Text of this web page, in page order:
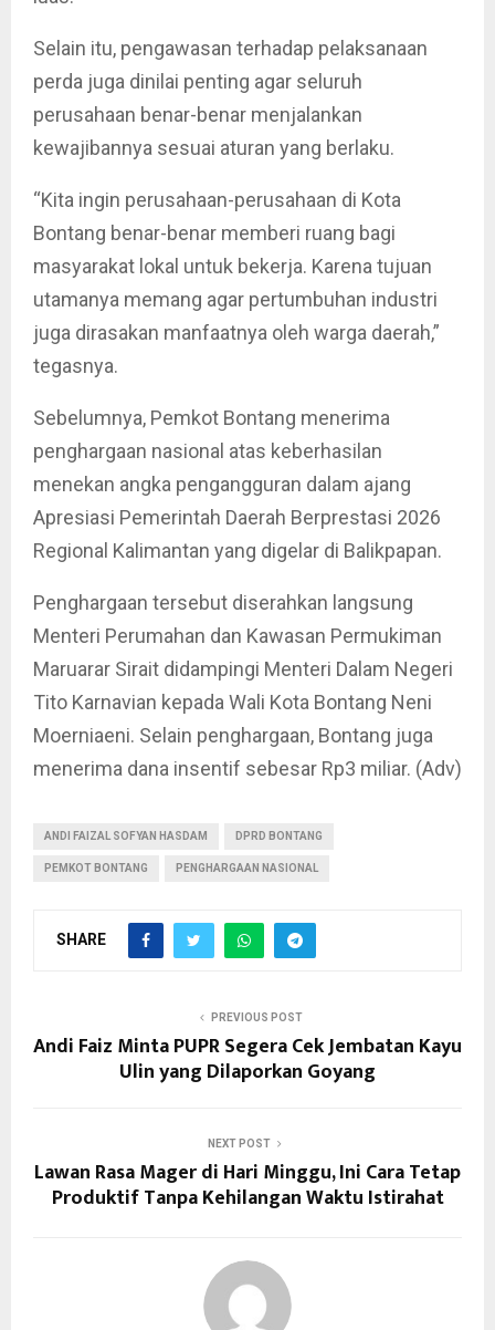
Selain itu, pengawasan terhadap pelaksanaan
perda juga dinilai penting agar seluruh
perusahaan benar-benar menjalankan
kewajibannya sesuai aturan yang berlaku.
“Kita ingin perusahaan-perusahaan di Kota
Bontang benar-benar memberi ruang bagi
masyarakat lokal untuk bekerja. Karena tujuan
utamanya memang agar pertumbuhan industri
juga dirasakan manfaatnya oleh warga daerah,”
tegasnya.
Sebelumnya, Pemkot Bontang menerima
penghargaan nasional atas keberhasilan
menekan angka pengangguran dalam ajang
Apresiasi Pemerintah Daerah Berprestasi 2026
Regional Kalimantan yang digelar di Balikpapan.
Penghargaan tersebut diserahkan langsung
Menteri Perumahan dan Kawasan Permukiman
Maruarar Sirait didampingi Menteri Dalam Negeri
Tito Karnavian kepada Wali Kota Bontang Neni
Moerniaeni. Selain penghargaan, Bontang juga
menerima dana insentif sebesar Rp3 miliar. (Adv)
ANDI FAIZAL SOFYAN HASDAM DPRD BONTANG
PEMKOT BONTANG PENGHARGAAN NASIONAL
SHARE
PREVIOUS POST
Andi Faiz Minta PUPR Segera Cek Jembatan Kayu
Ulin yang Dilaporkan Goyang
NEXT POST
Lawan Rasa Mager di Hari Minggu, Ini Cara Tetap
Produktif Tanpa Kehilangan Waktu Istirahat